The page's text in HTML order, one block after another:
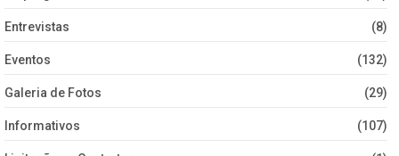
Entrevistas (8)
Eventos (132)
Galeria de Fotos (29)
Informativos (107)